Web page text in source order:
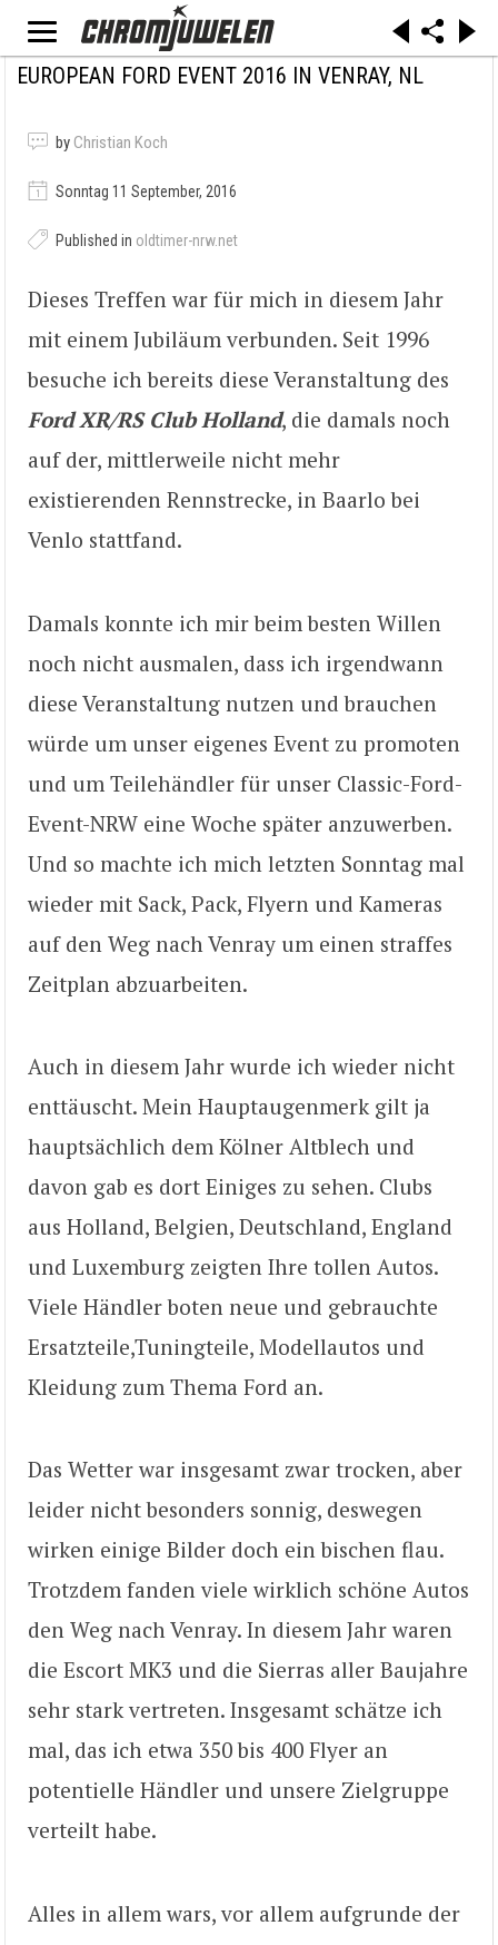
EUROPEAN FORD EVENT 2016 IN VENRAY, NL
by Christian Koch
Sonntag 11 September, 2016
Published in oldtimer-nrw.net
Dieses Treffen war für mich in diesem Jahr
mit einem Jubiläum verbunden. Seit 1996
besuche ich bereits diese Veranstaltung des
Ford XR/RS Club Holland, die damals noch
auf der, mittlerweile nicht mehr
existierenden Rennstrecke, in Baarlo bei
Venlo stattfand.
Damals konnte ich mir beim besten Willen
noch nicht ausmalen, dass ich irgendwann
diese Veranstaltung nutzen und brauchen
würde um unser eigenes Event zu promoten
und um Teilehändler für unser Classic-Ford-
Event-NRW eine Woche später anzuwerben.
Und so machte ich mich letzten Sonntag mal
wieder mit Sack, Pack, Flyern und Kameras
auf den Weg nach Venray um einen straffes
Zeitplan abzuarbeiten.
Auch in diesem Jahr wurde ich wieder nicht
enttäuscht. Mein Hauptaugenmerk gilt ja
hauptsächlich dem Kölner Altblech und
davon gab es dort Einiges zu sehen. Clubs
aus Holland, Belgien, Deutschland, England
und Luxemburg zeigten Ihre tollen Autos.
Viele Händler boten neue und gebrauchte
Ersatzteile,Tuningteile, Modellautos und
Kleidung zum Thema Ford an.
Das Wetter war insgesamt zwar trocken, aber
leider nicht besonders sonnig, deswegen
wirken einige Bilder doch ein bischen flau.
Trotzdem fanden viele wirklich schöne Autos
den Weg nach Venray. In diesem Jahr waren
die Escort MK3 und die Sierras aller Baujahre
sehr stark vertreten. Insgesamt schätze ich
mal, das ich etwa 350 bis 400 Flyer an
potentielle Händler und unsere Zielgruppe
verteilt habe.
Alles in allem wars, vor allem aufgrunde der